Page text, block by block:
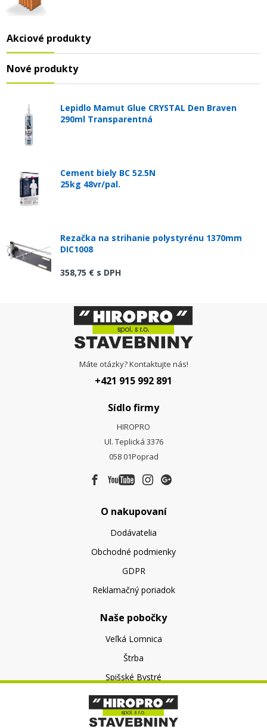
Akciové produkty
Nové produkty
Lepidlo Mamut Glue CRYSTAL Den Braven
290ml Transparentná
Cement biely BC 52.5N
25kg 48vr/pal.
Rezačka na strihanie polystyrénu 1370mm
DIC1008
358,75 € s DPH
Máte otázky? Kontaktujte nás!
+421 915 992 891
Sídlo firmy
HIROPRO
Ul. Teplická 3376
058 01Poprad
O nakupovaní
Dodávatelia
Obchodné podmienky
GDPR
Reklamačný poriadok
Naše pobočky
Veľká Lomnica
Štrba
Spišské Bystré
O nás